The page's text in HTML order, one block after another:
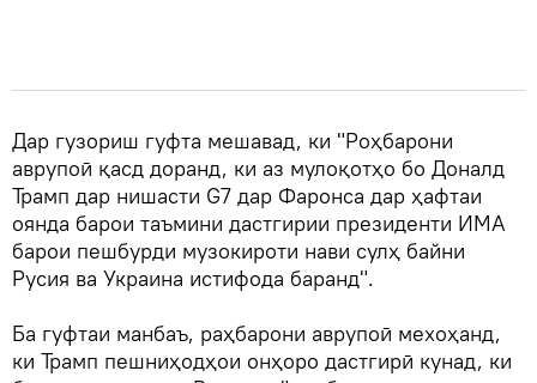
Дар гузориш гуфта мешавад, ки "Роҳбарони
аврупоӣ қасд доранд, ки аз мулоқотҳо бо Доналд
Трамп дар нишасти G7 дар Фаронса дар ҳафтаи
оянда барои таъмини дастгирии президенти ИМА
барои пешбурди музокироти нави сулҳ байни
Русия ва Украина истифода баранд".
Ба гуфтаи манбаъ, раҳбарони аврупоӣ мехоҳанд,
ки Трамп пешниҳодҳои онҳоро дастгирӣ кунад, ки